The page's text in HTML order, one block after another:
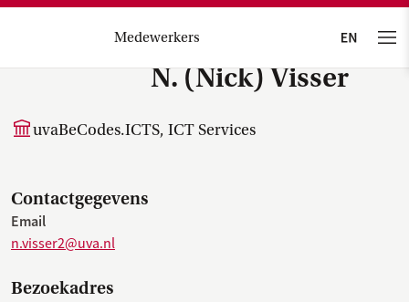
Medewerkers
N. (Nick) Visser
uvaBeCodes.ICTS, ICT Services
Contactgegevens
Email
n.visser2@uva.nl
Bezoekadres